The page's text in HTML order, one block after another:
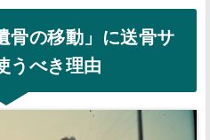
骨の移動」に送骨サ
うべき理由